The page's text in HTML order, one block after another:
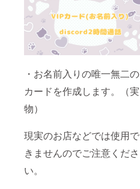
・お名前入りの唯一無二の
カードを作成します。（実
物）
現実のお店などでは使用で
きませんのでご注意くださ
い。